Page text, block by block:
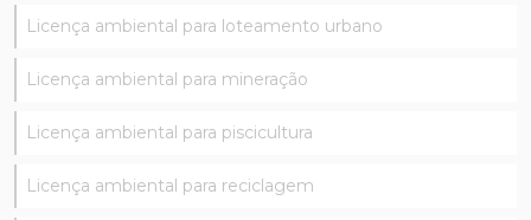
Licença ambiental para loteamento urbano
Licença ambiental para mineração
Licença ambiental para piscicultura
Licença ambiental para reciclagem